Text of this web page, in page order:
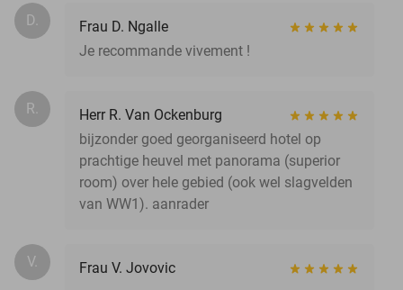
D.
Frau D. Ngalle
Je recommande vivement !
R.
Herr R. Van Ockenburg
bijzonder goed georganiseerd hotel op
prachtige heuvel met panorama (superior
room) over hele gebied (ook wel slagvelden
van WW1). aanrader
V. Frau V. Jovovic